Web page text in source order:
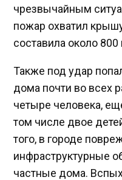
чрезвычайным
пожар охватил
составила около
Также под удар
дома почти во всех
четыре человека,
том числе двое
того, в городе
инфраструктурные
частные дома.